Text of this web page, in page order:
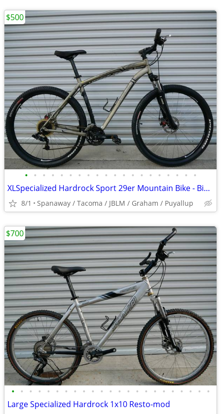
• • • • • • • • • • • • • • • • • • • •
XLSpecialized Hardrock Sport 29er Mountain Bike - Bicycle
8/1 Spanaway / Tacoma / JBLM / Graham / Puyallup
$500
• • • • • • • • • • • • • • • • • • • • • • •
Large Specialized Hardrock 1x10 Resto-mod
$700